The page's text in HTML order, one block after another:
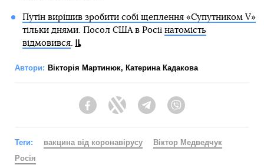
Путін вирішив зробити собі щеплення «Супутником V»
тільки днями. Посол США в Росії натомість
відмовився.
Автори: Вікторія Мартинюк, Катерина Кадакова
FacebookTwitter Telegram
Теги: вакцина від коронавірусу
Віктор Медведчук
Росія